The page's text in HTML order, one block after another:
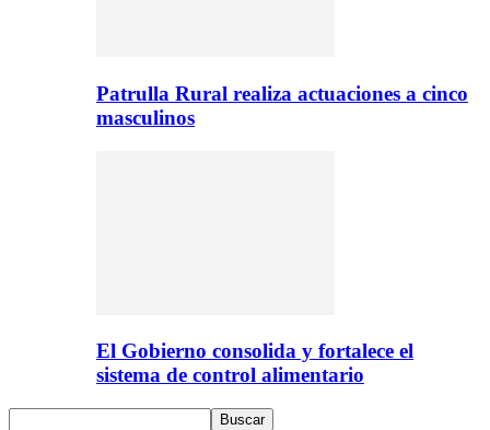
Patrulla Rural realiza actuaciones a cinco
masculinos
El Gobierno consolida y fortalece el
sistema de control alimentario